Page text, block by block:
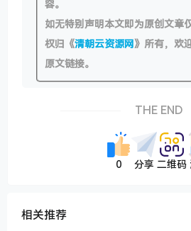
容。
如无特别声明本文即为原创文章
权归《清朝云资源网》所有，欢
原文链接。
THE END
0 分享 二维码
相关推荐